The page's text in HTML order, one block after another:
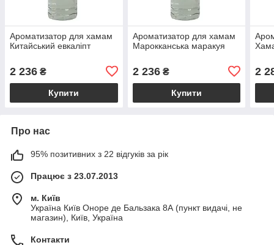
Ароматизатор для хамам
Китайський евкаліпт
2 236 ₴
Купити
Ароматизатор для хамам
Марокканська маракуя
2 236₴
Купити
2
Про нас
95% позитивних з 22 відгуків за рік
Працює з 23.07.2013
м. Київ
Україна Київ Оноре де Бальзака 8А (пункт видачі, не
магазин), Київ, Україна
Контакти